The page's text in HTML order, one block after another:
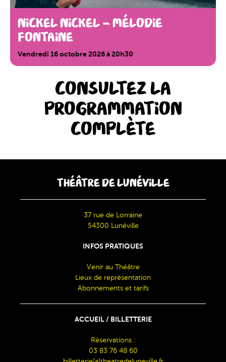
NICKEL NICKEL – MÉLODIE
FONTAINE
Vendredi 16 octobre 2026 à 20h30
CONSULTEZ LA
PROGRAMMATION
COMPLÈTE
THÉÂTRE DE LUNÉVILLE
37 rue de Lorraine
54300 Lunéville
INFOS PRATIQUES
Venir au Théâtre
Lieux de représentation
Abonnements et tarifs
ACCUEIL / BILLETTERIE
Réservations :
03 83 76 48 60